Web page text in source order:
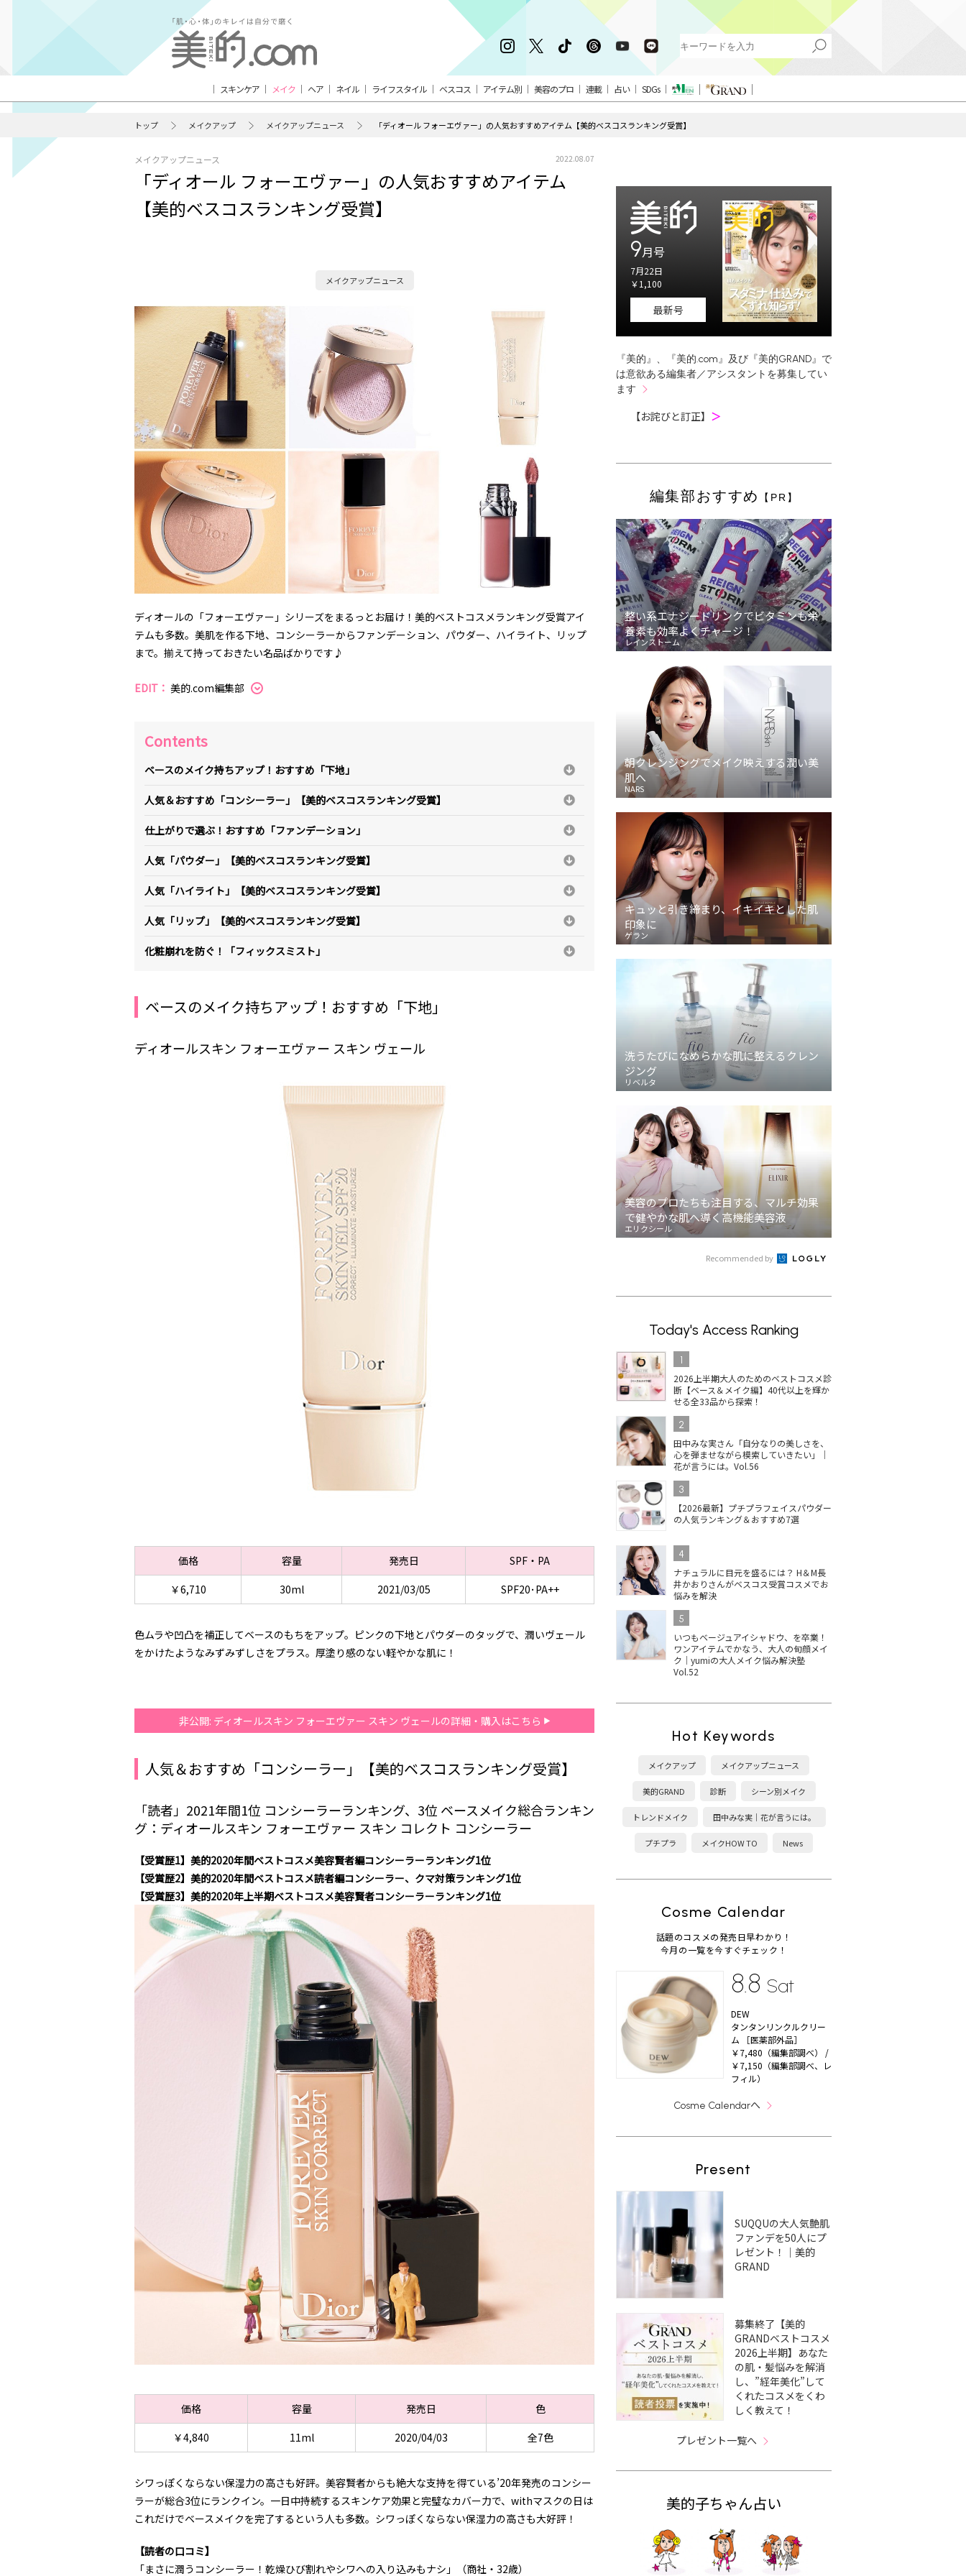
スキンケア メイク ヘア ネイル ライフスタイル ベスコス アイテム別 美容のプロ 連載 占い SDGs
トップ メイクアップ メイクアップニュース 「ディオール フォーエヴァー」の人気おすすめアイテム【美的ベスコスランキング受賞】
メイクアップニュース 2022.08.07
「ディオール フォーエヴァー」の人気おすすめアイテム
【美的ベスコスランキング受賞】
メイクアップニュース
ディオールの「フォーエヴァー」シリーズをまるっとお届け！美的ベストコスメランキング受賞アイ
テムも多数。美肌を作る下地、コンシーラーからファンデーション、パウダー、ハイライト、リップ
まで。揃えて持っておきたい名品ばかりです♪
EDIT： 美的.com編集部
Contents
ベースのメイク持ちアップ！おすすめ「下地」
人気＆おすすめ「コンシーラー」【美的ベスコスランキング受賞】
仕上がりで選ぶ！おすすめ「ファンデーション」
人気「パウダー」【美的ベスコスランキング受賞】
人気「ハイライト」【美的ベスコスランキング受賞】
人気「リップ」【美的ベスコスランキング受賞】
化粧崩れを防ぐ！「フィックスミスト」
ベースのメイク持ちアップ！おすすめ「下地」
ディオールスキン フォーエヴァー スキン ヴェール
価格 容量 発売日
SPF・PA
￥6,710
30ml 2021/03/05 SPF20･PA++
色ムラや凹凸を補正してベースのもちをアップ。ピンクの下地とパウダーのタッグで、潤いヴェール
をかけたようなみずみずしさをプラス。厚塗り感のない軽やかな肌に！
非公開: ディオールスキン フォーエヴァー スキン ヴェールの詳細・購入はこちら
人気＆おすすめ「コンシーラー」【美的ベスコスランキング受賞】
「読者」2021年間1位 コンシーラーランキング、3位 ベースメイク総合ランキン
グ：ディオールスキン フォーエヴァー スキン コレクト コンシーラー
【受賞歴1】美的2020年間ベストコスメ美容賢者編コンシーラーランキング1位
【受賞歴2】美的2020年間ベストコスメ読者編コンシーラー、クマ対策ランキング1位
【受賞歴3】美的2020年上半期ベストコスメ美容賢者コンシーラーランキング1位
価格 容量 発売日
色
￥4,840
11ml 2020/04/03 全7色
シワっぽくならない保湿力の高さも好評。美容賢者からも絶大な支持を得ている’20年発売のコンシー
ラーが総合3位にランクイン。一日中持続するスキンケア効果と完璧なカバー力で、withマスクの日は
これだけでベースメイクを完了するという人も多数。シワっぽくならない保湿力の高さも大好評！
【読者の口コミ】
「まさに潤うコンシーラー！乾燥ひび割れやシワへの入り込みもナシ」（商社・32歳）
9月号
7月22日
￥1,100
最新号
『美的』、『美的.com』及び『美的GRAND』で
は意欲ある編集者／アシスタントを募集してい
ます
【お詫びと訂正】 ＞
編集部おすすめ 【PR】
整い系エナジードリンクでビタミンも栄
養素も効率よくチャージ！
レインストーム
朝クレンジングでメイク映えする潤い美
肌へ
NARS
キュッと引き締まり、イキイキとした肌
印象に
ゲラン
洗うたびになめらかな肌に整えるクレン
ジング
リベルタ
美容のプロたちも注目する、マルチ効果
で健やかな肌へ導く高機能美容液
エリクシール
Recommended by
Today's Access Ranking
1
2026上半期大人のためのベストコスメ診
断【ベース＆メイク編】40代以上を輝か
せる全33品から探索！
2
田中みな実さん「自分なりの美しさを、
心を弾ませながら模索していきたい」｜
花が言うには。Vol.56
3
【2026最新】プチプラフェイスパウダー
の人気ランキング＆おすすめ7選
4
ナチュラルに目元を盛るには？ H＆M長
井かおりさんがベスコス受賞コスメでお
悩みを解決
5
いつもベージュアイシャドウ、を卒業！
ワンアイテムでかなう、大人の旬顔メイ
ク｜yumiの大人メイク悩み解決塾
Vol.52
Hot Keywords
メイクアップ メイクアップニュース
美的GRAND 診断 シーン別メイク
トレンドメイク 田中みな実｜花が言うには。
プチプラ メイクHOW TO News
Cosme Calendar
話題のコスメの発売日早わかり！
今月の一覧を今すぐチェック！
8.8 Sat
DEW
タンタンリンクルクリー
ム ［医薬部外品］
￥7,480（編集部調べ） /
￥7,150（編集部調べ、レ
フィル）
Cosme Calendarへ
Present
SUQQUの大人気艶肌
ファンデを50人にプ
レゼント！｜美的
GRAND
募集終了【美的
GRANDベストコスメ
2026上半期】あなた
の肌・髪悩みを解消
し、”経年美化”して
くれたコスメをくわ
しく教えて！
プレゼント一覧へ
美的子ちゃん占い